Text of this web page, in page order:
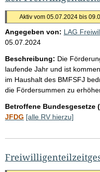
Aktiv vom 05.07.2024 bis
Angegeben von: LAG
05.07.2024
Beschreibung: Die
laufende Jahr und ist
im Haushalt des BMFSFJ
die Fördersummen zu
Betroffene Bundesgesetze
JFDG [alle RV hierzu]